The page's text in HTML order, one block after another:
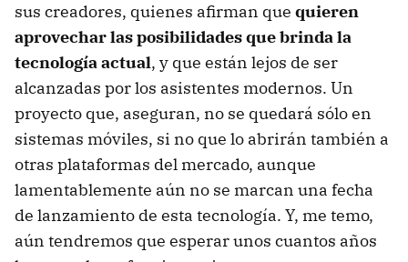
sus creadores, quienes afirman que quieren
aprovechar las posibilidades que brinda la
tecnología actual, y que están lejos de ser
alcanzadas por los asistentes modernos. Un
proyecto que, aseguran, no se quedará sólo en
sistemas móviles, si no que lo abrirán también a
otras plataformas del mercado, aunque
lamentablemente aún no se marcan una fecha
de lanzamiento de esta tecnología. Y, me temo,
aún tendremos que esperar unos cuantos años